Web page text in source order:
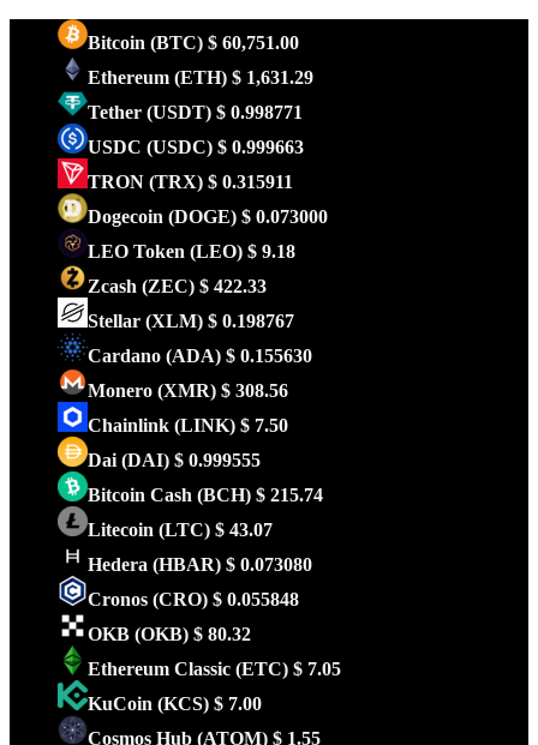
Bitcoin (BTC) $ 60,751.00
Ethereum (ETH) $ 1,631.29
Tether (USDT) $ 0.998771
USDC (USDC) $ 0.999663
TRON (TRX) $ 0.315911
Dogecoin (DOGE) $ 0.073000
LEO Token (LEO) $ 9.18
Zcash (ZEC) $ 422.33
Stellar (XLM) $ 0.198767
Cardano (ADA) $ 0.155630
Monero (XMR) $ 308.56
Chainlink (LINK) $ 7.50
Dai (DAI) $ 0.999555
Bitcoin Cash (BCH) $ 215.74
Litecoin (LTC) $ 43.07
Hedera (HBAR) $ 0.073080
Cronos (CRO) $ 0.055848
OKB (OKB) $ 80.32
Ethereum Classic (ETC) $ 7.05
KuCoin (KCS) $ 7.00
Cosmos Hub (ATOM) $ 1.55